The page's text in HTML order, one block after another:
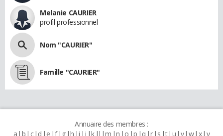
Melanie CAURIER
profil professionnel
Nom "CAURIER"
Famille "CAURIER"
Annuaire des membres :
a b c d e f g h i j k l m n o p q r s t u v w x y